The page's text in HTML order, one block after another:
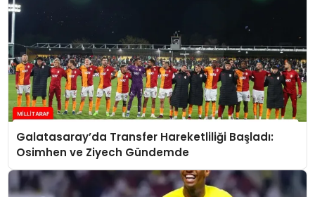
Galatasaray’da Transfer Hareketliliği Başladı:
Osimhen ve Ziyech Gündemde